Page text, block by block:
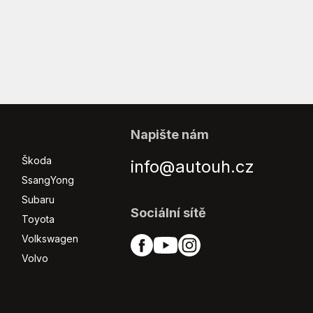
Škoda
SsangYong
Subaru
Toyota
Volkswagen
Volvo
Napište nám
info@autouh.cz
Sociální sítě